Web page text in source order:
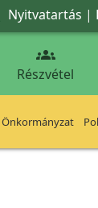
Nyitvatartás |

Részvétel
Önkormányzat